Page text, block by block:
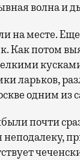
волна и
на месте.
Как потом
ларьков,
одним из
почти